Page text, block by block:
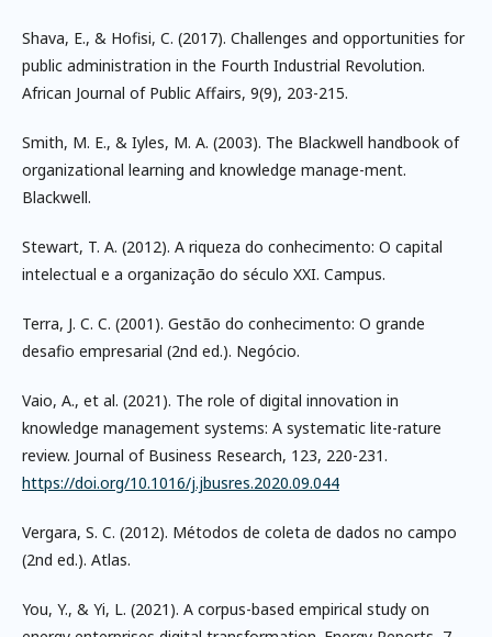
Shava, E., & Hofisi, C. (2017). Challenges and opportunities for
public administration in the Fourth Industrial Revolution.
African Journal of Public Affairs, 9(9), 203-215.
Smith, M. E., & Iyles, M. A. (2003). The Blackwell handbook of
organizational learning and knowledge manage-ment.
Blackwell.
Stewart, T. A. (2012). A riqueza do conhecimento: O capital
intelectual e a organização do século XXI. Campus.
Terra, J. C. C. (2001). Gestão do conhecimento: O grande
desafio empresarial (2nd ed.). Negócio.
Vaio, A., et al. (2021). The role of digital innovation in
knowledge management systems: A systematic lite-rature
review. Journal of Business Research, 123, 220-231.
https://doi.org/10.1016/j.jbusres.2020.09.044
Vergara, S. C. (2012). Métodos de coleta de dados no campo
(2nd ed.). Atlas.
You, Y., & Yi, L. (2021). A corpus-based empirical study on